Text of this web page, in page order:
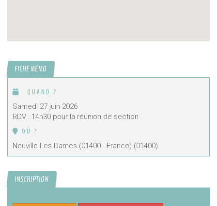
FICHE MÉMO
QUAND ?
Samedi 27 juin 2026
RDV : 14h30 pour la réunion de section
OÙ ?
Neuville Les Dames (01400 - France) (01400)
INSCRIPTION